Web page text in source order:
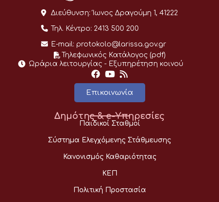
Διεύθυνση: Ίωνος Δραγούμη 1, 41222
Τηλ. Κέντρο: 2413 500 200
E-mail: protokolo@larissa.gov.gr
Τηλεφωνικός Κατάλογος (pdf)
Ωράρια λειτουργίας - Eξυπηρέτηση κοινού
Επικοινωνία
Δημότης & e-Υπηρεσίες
Παιδικοί Σταθμοί
Σύστημα Ελεγχόμενης Στάθμευσης
Κανονισμός Καθαριότητας
ΚΕΠ
Πολιτική Προστασία